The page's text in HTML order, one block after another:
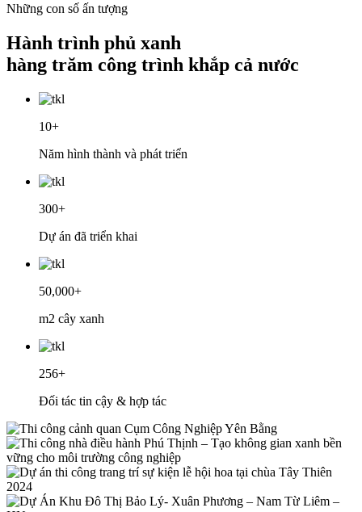
Những con số ấn tượng
Hành trình phủ xanh
hàng trăm công trình khắp cả nước
10+
Năm hình thành và phát triển
300+
Dự án đã triển khai
50,000+
m2 cây xanh
256+
Đối tác tin cậy & hợp tác